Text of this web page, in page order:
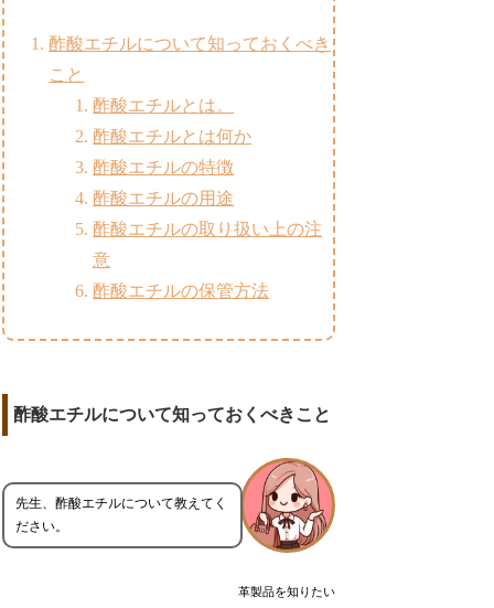
酢酸エチルについて知っておくべき
こと
酢酸エチルとは。
酢酸エチルとは何か
酢酸エチルの特徴
酢酸エチルの用途
酢酸エチルの取り扱い上の注
意
酢酸エチルの保管方法
酢酸エチルについて知っておくべきこと
革製品を知りたい
先生、酢酸エチルについて教えてく
ださい。